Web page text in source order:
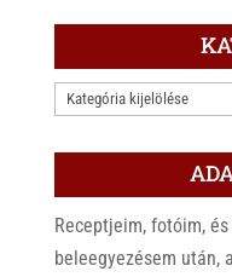
KATEGÓRIÁK
Receptjeim, fotóim,
beleegyezésem után,